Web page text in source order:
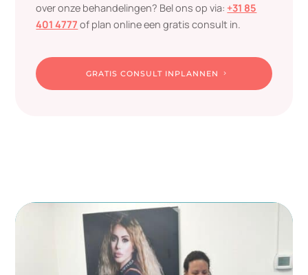
over onze behandelingen? Bel ons op via: +31 85
401 4777 of plan online een gratis consult in.
GRATIS CONSULT INPLANNEN